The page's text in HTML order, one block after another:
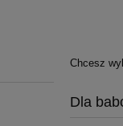
Chcesz
Dla